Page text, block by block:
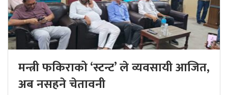
मन्त्री फकिराको ‘स्टन्ट’ ले व्यवसायी आजित,
अब नसहने चेतावनी